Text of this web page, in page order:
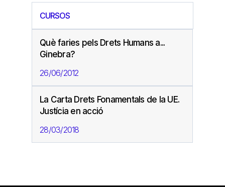
CURSOS
Què faries pels Drets Humans a...
Ginebra?
26/06/2012
La Carta Drets Fonamentals de la UE.
Justícia en acció
28/03/2018